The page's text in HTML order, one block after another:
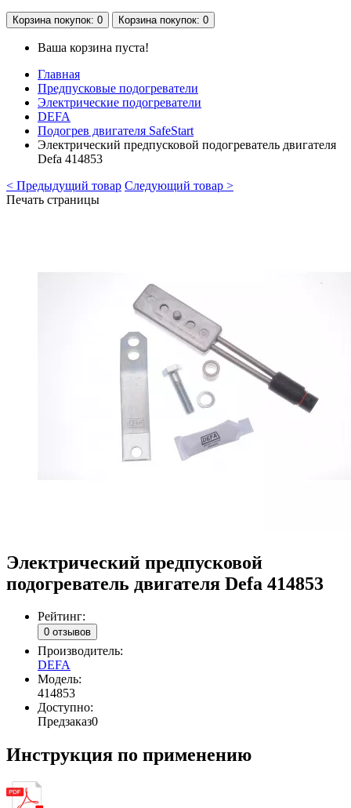
Корзина покупок: 0 Корзина покупок: 0
Ваша корзина пуста!
Главная
Предпусковые подогреватели
Электрические подогреватели
DEFA
Подогрев двигателя SafeStart
Электрический предпусковой подогреватель двигателя
Defa 414853
< Предыдущий товар Следующий товар >
Печать страницы
Электрический предпусковой
подогреватель двигателя Defa 414853
Рейтинг:
0 отзывов
Производитель:
DEFA
Модель:
414853
Доступно:
Предзаказ0
Инструкция по применению